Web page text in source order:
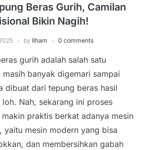
Beras Gurih, Camilan
Bikin Nagih!
by Ilham 0 comments
gurih adalah salah satu
banyak digemari sampai
dibuat dari tepung beras hasil
Nah, sekarang ini proses
praktis berkat adanya mesin
yaitu mesin modern yang bisa
dan membersihkan gabah